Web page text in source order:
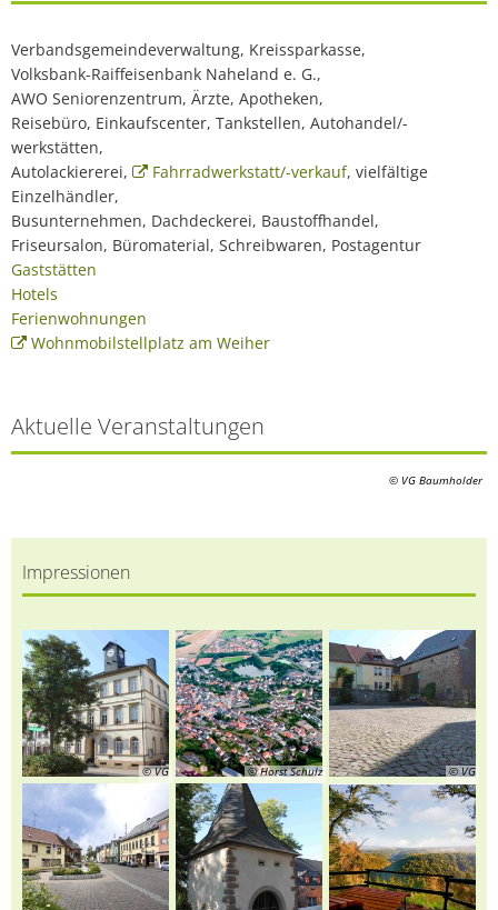
© VG Baumholder
Verbandsgemeindeverwaltung, Kreissparkasse,
Volksbank-Raiffeisenbank Naheland e. G.,
AWO Seniorenzentrum, Ärzte, Apotheken,
Reisebüro, Einkaufscenter, Tankstellen, Autohandel/-
werkstätten,
Autolackiererei,
Fahrradwerkstatt/-verkauf, vielfältige
Einzelhändler,
Busunternehmen, Dachdeckerei, Baustoffhandel,
Friseursalon, Büromaterial, Schreibwaren, Postagentur
Gaststätten
Hotels
Ferienwohnungen
Wohnmobilstellplatz am Weiher
Aktuelle Veranstaltungen
Impressionen
© VG © Horst Schulz © VG